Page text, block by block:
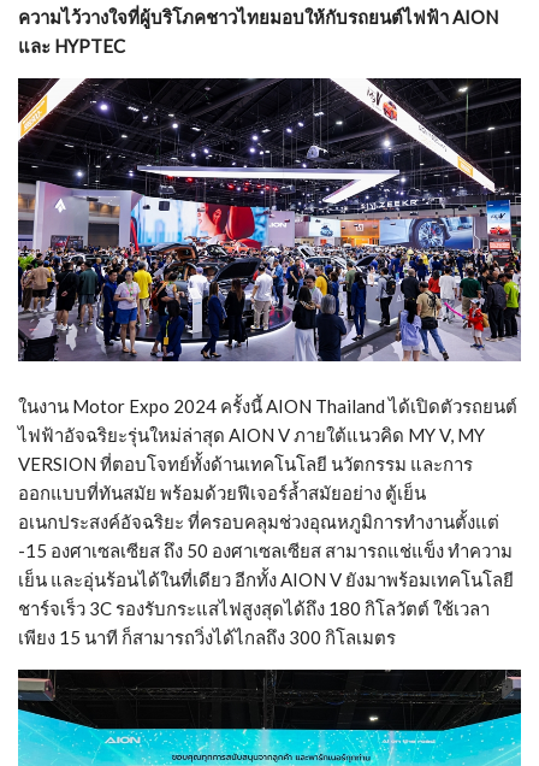
ความไว้วางใจที่ผู้บริโภคชาวไทยมอบให้กับรถยนต์ไฟฟ้า AION
และ HYPTEC
ในงาน Motor Expo 2024 ครั้งนี้ AION Thailand ได้เปิดตัวรถยนต์
ไฟฟ้าอัจฉริยะรุ่นใหม่ล่าสุด AION V ภายใต้แนวคิด MY V, MY
VERSION ที่ตอบโจทย์ทั้งด้านเทคโนโลยี นวัตกรรม และการ
ออกแบบที่ทันสมัย พร้อมด้วยฟีเจอร์ล้ำสมัยอย่าง ตู้เย็น
อเนกประสงค์อัจฉริยะ ที่ครอบคลุมช่วงอุณหภูมิการทำงานตั้งแต่
-15 องศาเซลเซียส ถึง 50 องศาเซลเซียส สามารถแช่แข็ง ทำความ
เย็น และอุ่นร้อนได้ในที่เดียว อีกทั้ง AION V ยังมาพร้อมเทคโนโลยี
ชาร์จเร็ว 3C รองรับกระแสไฟสูงสุดได้ถึง 180 กิโลวัตต์ ใช้เวลา
เพียง 15 นาที ก็สามารถวิ่งได้ไกลถึง 300 กิโลเมตร